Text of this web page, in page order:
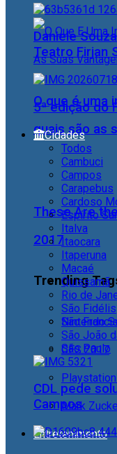
O que é uma
quais são as
These Are
2017
Trending
Nintendo
CES 2017
Mark
Entretenimento
Daniele
Teatro Firjan
5ª edição do
Cidades
Todos
Cambuci
Campos
Carapebus
Cardoso
Espírito
Italva
Itaocara
Itaperuna
Macaé
Quissamã
Rio de
São Fidélis
São
São João
São Paulo
CDL pede
Campos